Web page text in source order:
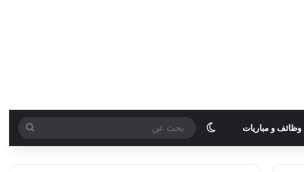
وظائف و مباريات الوضع المظلم
بحث
عن